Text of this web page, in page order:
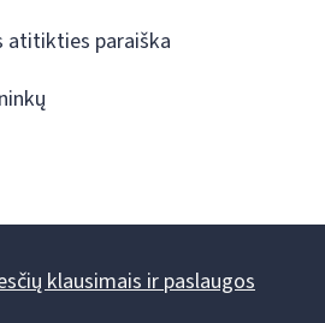
atitikties paraiška
klausimais ir paslaugos